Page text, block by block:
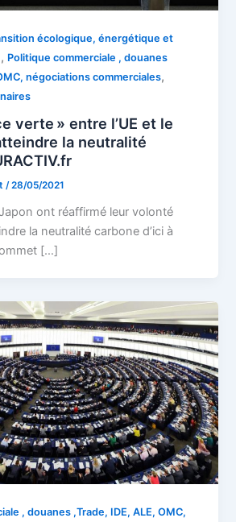
écologique, énergétique et
, Politique commerciale , douanes
négociations commerciales,
verte » entre l’UE et le
la neutralité
/28/05/2021
Japon ont réaffirmé leur volonté
la neutralité carbone d’ici à
[…]
, douanes ,Trade, IDE, ALE, OMC,